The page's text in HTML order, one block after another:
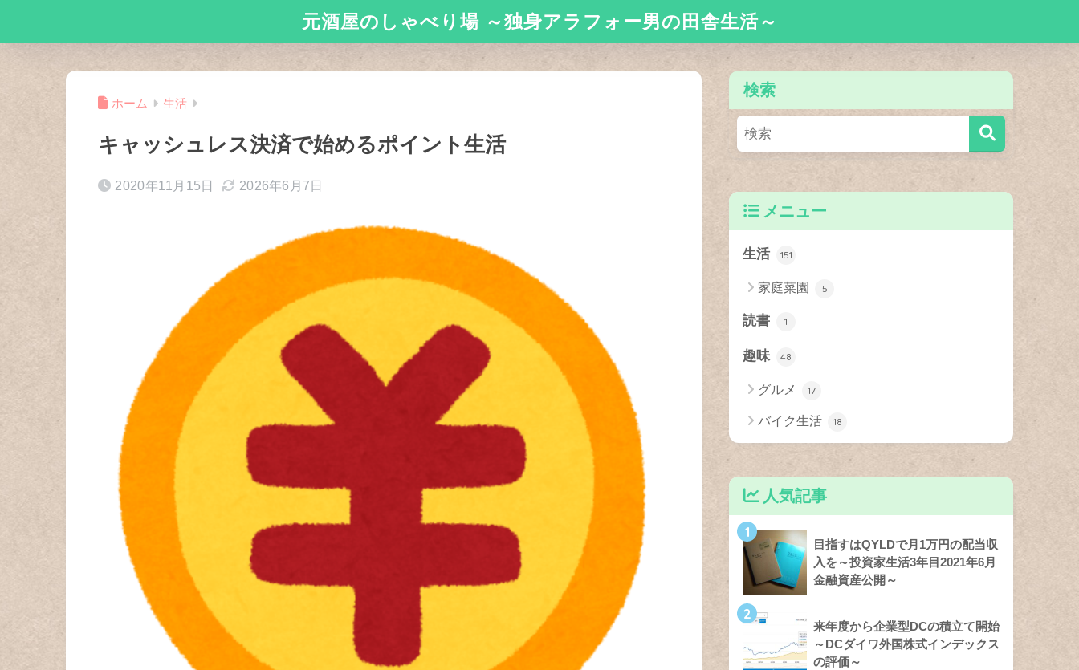
元酒屋のしゃべり場 ～独身アラフォー男の田舎生活～
ホーム 生活
キャッシュレス決済で始めるポイント生活
2020年11月15日 2026年6月7日
検索
メニュー
生活 151
家庭菜園 5
読書 1
趣味 48
グルメ 17
バイク生活 18
人気記事
1
目指すはQYLDで月1万円の配当収
入を～投資家生活3年目2021年6月
金融資産公開～
2
来年度から企業型DCの積立て開始
～DCダイワ外国株式インデックス
の評価～